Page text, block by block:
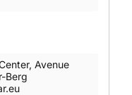
Avenue
Berg